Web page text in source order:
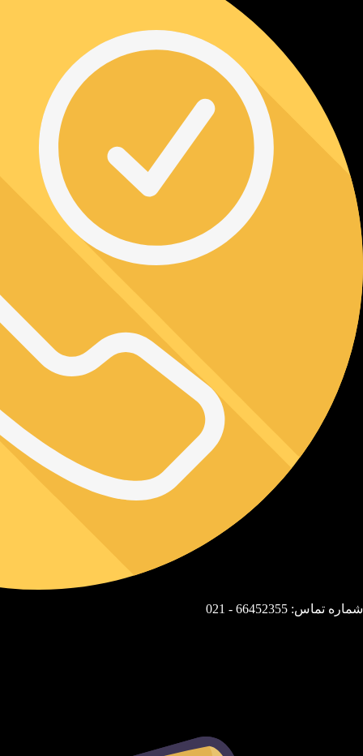
شماره تماس: 66452355 - 021